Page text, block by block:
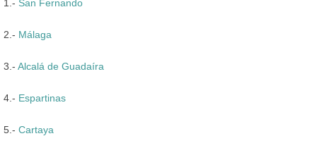
1.- San Fernando
2.- Málaga
3.- Alcalá de Guadaíra
4.- Espartinas
5.- Cartaya